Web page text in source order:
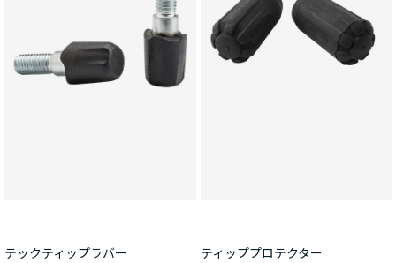
テックティップラバー ティッププロテクター